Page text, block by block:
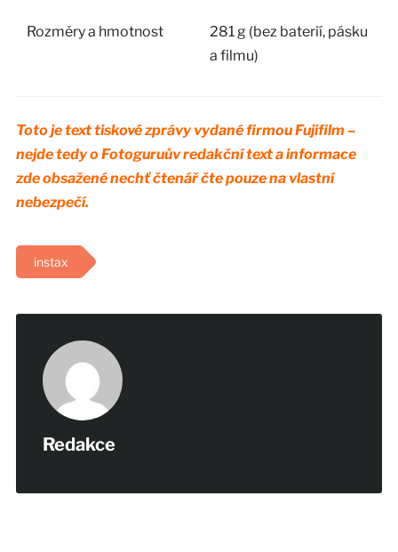
Rozměry a hmotnost
281 g (bez baterií, pásku
a filmu)
Toto je text tiskové zprávy vydané firmou Fujifilm –
nejde tedy o Fotoguruův redakční text a informace
zde obsažené nechť čtenář čte pouze na vlastní
nebezpečí.
instax
Redakce